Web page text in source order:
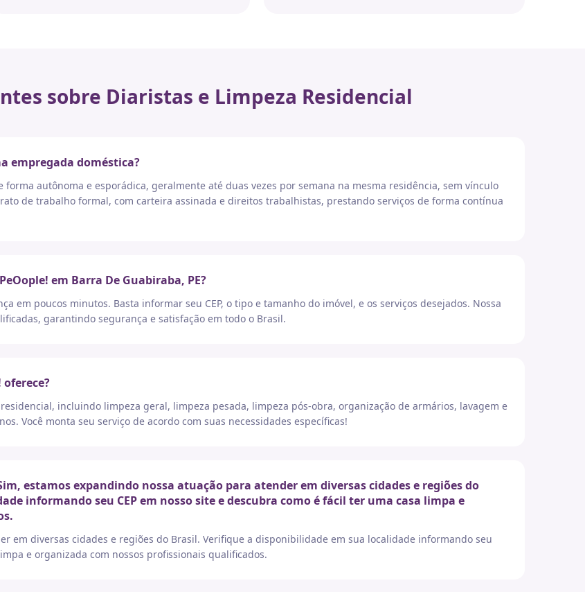
sobre Diaristas e Limpeza Residencial
empregada doméstica?
autônoma e esporádica, geralmente até duas vezes por semana na mesma residência, sem vínculo
de trabalho formal, com carteira assinada e direitos trabalhistas, prestando serviços de forma contínua
em Barra De Guabiraba, PE?
em poucos minutos. Basta informar seu CEP, o tipo e tamanho do imóvel, e os serviços desejados. Nossa
garantindo segurança e satisfação em todo o Brasil.
incluindo limpeza geral, limpeza pesada, limpeza pós-obra, organização de armários, lavagem e
Você monta seu serviço de acordo com suas necessidades específicas!
estamos expandindo nossa atuação para atender em diversas cidades e regiões do
informando seu CEP em nosso site e descubra como é fácil ter uma casa limpa e
em diversas cidades e regiões do Brasil. Verifique a disponibilidade em sua localidade informando seu
e organizada com nossos profissionais qualificados.